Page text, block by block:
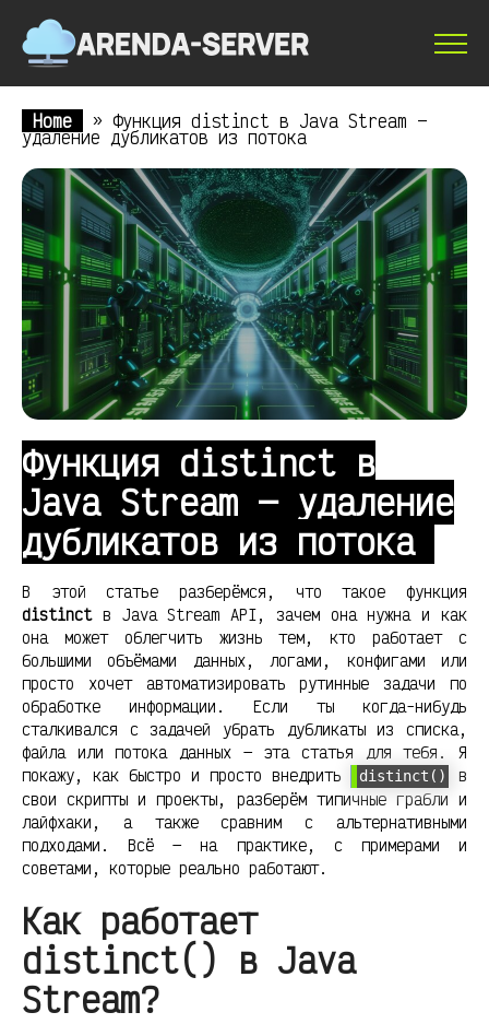
Home » Функция distinct в Java Stream —
удаление дубликатов из потока
Функция distinct в
Java Stream — удаление
дубликатов из потока
В этой статье разберёмся, что такое функция
distinctв Java Stream API, зачем она нужна и как
она может облегчить жизнь тем, кто работает с
большими объёмами данных, логами, конфигами или
просто хочет автоматизировать рутинные задачи по
обработке информации. Если ты когда-нибудь
сталкивался с задачей убрать дубликаты из списка,
файла или потока данных — эта статья для тебя. Я
покажу, как быстро и просто внедрить
distinct()
в
свои скрипты и проекты, разберём типичные грабли и
лайфхаки, а также сравним с альтернативными
подходами. Всё — на практике, с примерами и
советами, которые реально работают.
Как работает
distinct() в Java
Stream?